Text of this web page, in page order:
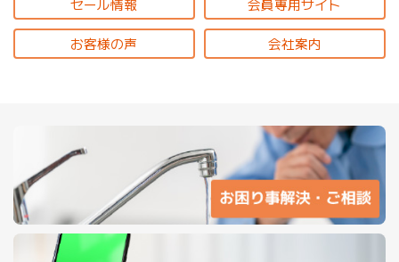
セール情報 会員専用サイト
お客様の声 会社案内